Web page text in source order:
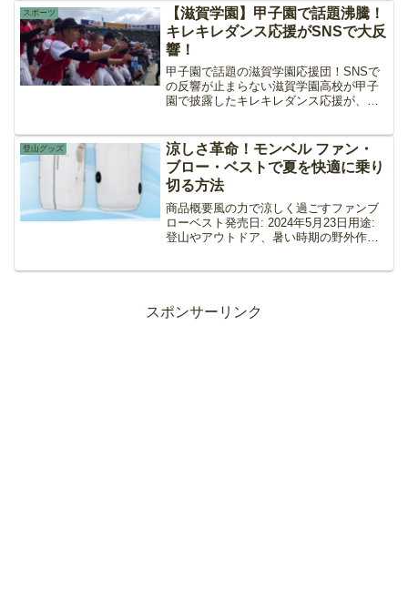
に始まります。コルキス王国やイベリア
王国が繁栄し、その後...
スポーツ
【滋賀学園】甲子園で話題沸騰！
キレキレダンス応援がSNSで大反
響！
甲子園で話題の滋賀学園応援団！SNSで
の反響が止まらない滋賀学園高校が甲子
園で披露したキレキレダンス応援が、瞬
援スタイルは、試合終了後すぐにTikTok
やX（旧Twi...
登山グッズ
涼しさ革命！モンベル ファン・
ブロー・ベストで夏を快適に乗り
切る方法
商品概要風の力で涼しく過ごすファンブ
ローベスト発売日: 2024年5月23日用途:
登山やアウトドア、暑い時期の野外作業
スポンサーリンク